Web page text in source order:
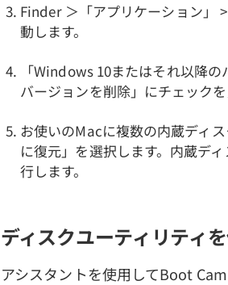
Finder ＞「アプリケーション」
動します。
「Windows 10またはそれ以降
バージョンを削除」にチェック
お使いのMacに複数の内蔵ディ
に復元」を選択します。内蔵デ
行します。
ディスクユーティリティ
アシスタントを使用してBoot